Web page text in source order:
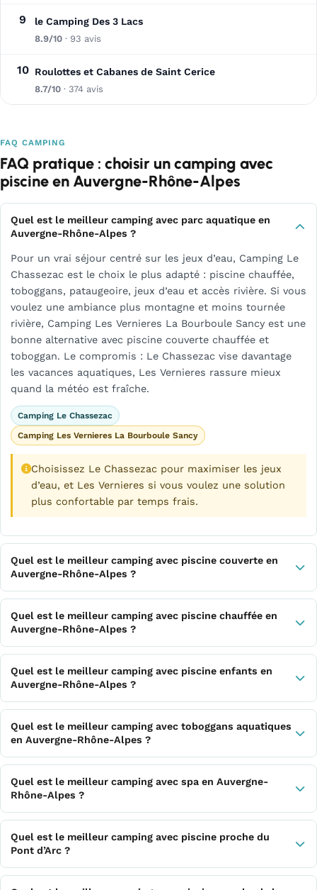
9 le Camping Des 3 Lacs
8.9/10 · 93 avis
10 Roulottes et Cabanes de Saint Cerice
8.7/10 · 374 avis
FAQ CAMPING
FAQ pratique : choisir un camping avec
piscine en Auvergne-Rhône-Alpes
Quel est le meilleur camping avec parc aquatique en
Auvergne-Rhône-Alpes ?
Pour un vrai séjour centré sur les jeux d’eau, Camping Le
Chassezac est le choix le plus adapté : piscine chauffée,
toboggans, pataugeoire, jeux d’eau et accès rivière. Si vous
voulez une ambiance plus montagne et moins tournée
rivière, Camping Les Vernieres La Bourboule Sancy est une
bonne alternative avec piscine couverte chauffée et
toboggan. Le compromis : Le Chassezac vise davantage
les vacances aquatiques, Les Vernieres rassure mieux
quand la météo est fraîche.
Camping Le Chassezac
Camping Les Vernieres La Bourboule Sancy
Choisissez Le Chassezac pour maximiser les jeux
d’eau, et Les Vernieres si vous voulez une solution
plus confortable par temps frais.
Quel est le meilleur camping avec piscine couverte en
Auvergne-Rhône-Alpes ?
Quel est le meilleur camping avec piscine chauffée en
Auvergne-Rhône-Alpes ?
Quel est le meilleur camping avec piscine enfants en
Auvergne-Rhône-Alpes ?
Quel est le meilleur camping avec toboggans aquatiques
en Auvergne-Rhône-Alpes ?
Quel est le meilleur camping avec spa en Auvergne-
Rhône-Alpes ?
Quel est le meilleur camping avec piscine proche du
Pont d’Arc ?